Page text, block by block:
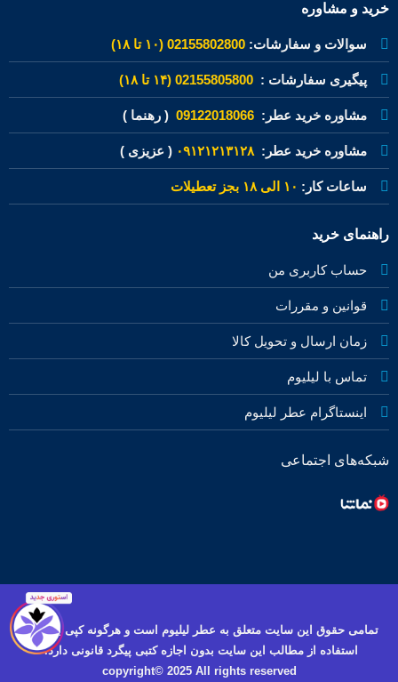
خرید و مشاوره
سوالات و سفارشات: 02155802800 (۱۰ تا ۱۸)
پیگیری سفارشات : 02155805800 (۱۴ تا ۱۸)
مشاوره خرید عطر: 09122018066 ( رهنما )
مشاوره خرید عطر:۰۹۱۲۱۲۱۳۱۲۸ ( عزیزی )
ساعات کار: ۱۰ الی ۱۸ بجز تعطیلات
راهنمای خرید
حساب کاربری من
قوانین و مقررات
زمان ارسال و تحویل کالا
تماس با لیلیوم
اینستاگرام عطر لیلیوم
شبکه‌های اجتماعی
تمامی حقوق این سایت متعلق به عطر لیلیوم است و هرگونه کپی برداری و
استفاده از مطالب این سایت بدون اجازه کتبی پیگرد قانونی دارد.
copyright© 2025 All rights reserved